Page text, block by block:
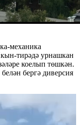
механика
тирәдә урнашкан
коелып төшкән.
бергә диверсия